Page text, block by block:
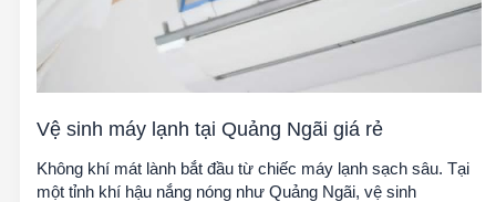
Vệ sinh máy lạnh tại Quảng Ngãi giá rẻ
Không khí mát lành bắt đầu từ chiếc máy lạnh sạch sâu. Tại
một tỉnh khí hậu nắng nóng như Quảng Ngãi, vệ sinh